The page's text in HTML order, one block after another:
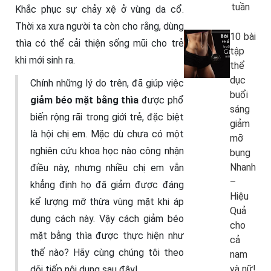
Khắc phục sự chảy xệ ở vùng da cổ.
Thời xa xưa người ta còn cho rằng, dùng
thìa có thể cải thiện sống mũi cho trẻ
khi mới sinh ra.
Chính những lý do trên, đã giúp việc
giảm béo mặt bằng thìa được phổ
biến rộng rãi trong giới trẻ, đặc biệt
là hội chị em. Mặc dù chưa có một
nghiên cứu khoa học nào công nhận
điều này, nhưng nhiều chị em vẫn
khẳng định họ đã giảm được đáng
kể lượng mỡ thừa vùng mặt khi áp
dụng cách này. Vậy cách giảm béo
mặt bằng thìa được thực hiện như
thế nào? Hãy cùng chúng tôi theo
tuần
10 bài
tập
thể
dục
buổi
sáng
giảm
mỡ
bụng
Nhanh
–
Hiệu
Quả
cho
cả
nam